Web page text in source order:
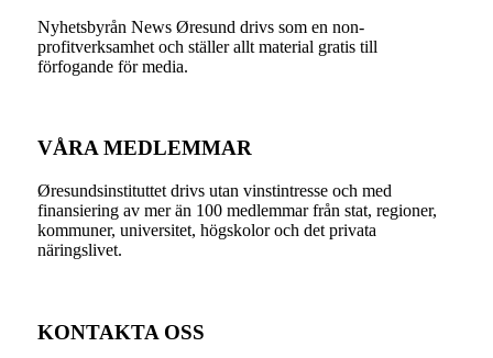
Nyhetsbyrån News Øresund drivs som en non-
profitverksamhet och ställer allt material gratis till
förfogande för media.
VÅRA MEDLEMMAR
Øresundsinstituttet drivs utan vinst­intresse och med
finansiering av mer än 100 medlemmar från stat, regioner,
kommuner, universitet, högskolor och det privata
näringslivet.
KONTAKTA OSS